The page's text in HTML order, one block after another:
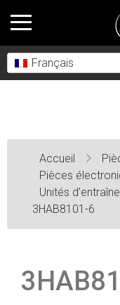
Français
Accueil
Pièces
Unités
3HAB8101-6